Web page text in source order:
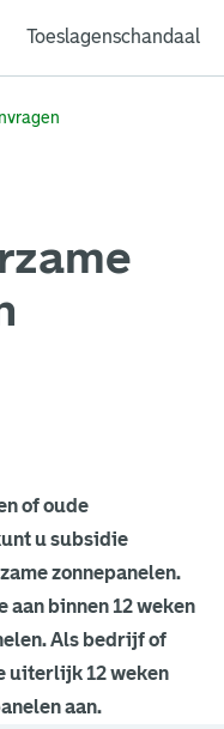
Toeslagenschandaal
of oude
u subsidie
zonnepanelen.
aan binnen 12 weken
Als bedrijf of
uiterlijk 12 weken
aan.